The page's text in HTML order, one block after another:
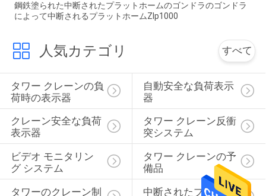
鋼鉄塗られた中断されたプラットホームのゴンドラのゴンドラ
によって中断されるプラットホームZlp1000
人気カテゴリ すべて
タワー クレーンの負
荷時の表示器
自動安全な負荷表示
器
クレーン安全な負荷
表示器
タワー クレーン反衝
突システム
ビデオ モニタリン
グ システム
タワー クレーンの予
備品
タワーのクレーン制
中断されたプラット